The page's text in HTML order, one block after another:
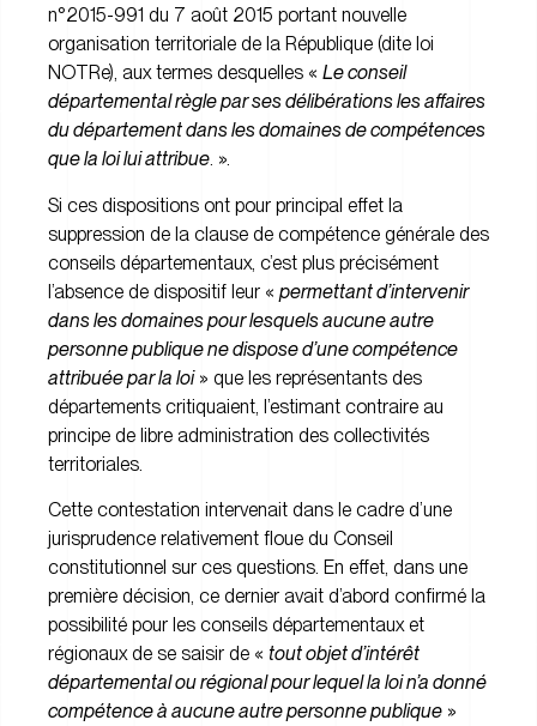
n°2015-991 du 7 août 2015 portant nouvelle
organisation territoriale de la République (dite loi
NOTRe), aux termes desquelles « Le conseil
départemental règle par ses délibérations les affaires
du département dans les domaines de compétences
que la loi lui attribue. ».
Si ces dispositions ont pour principal effet la
suppression de la clause de compétence générale des
conseils départementaux, c’est plus précisément
l’absence de dispositif leur « permettant d’intervenir
dans les domaines pour lesquels aucune autre
personne publique ne dispose d’une compétence
attribuée par la loi» que les représentants des
départements critiquaient, l’estimant contraire au
principe de libre administration des collectivités
territoriales.
Cette contestation intervenait dans le cadre d’une
jurisprudence relativement floue du Conseil
constitutionnel sur ces questions. En effet, dans une
première décision, ce dernier avait d’abord confirmé la
possibilité pour les conseils départementaux et
régionaux de se saisir de « tout objet d’intérêt
départemental ou régional pour lequel la loi n’a donné
compétence à aucune autre personne publique »